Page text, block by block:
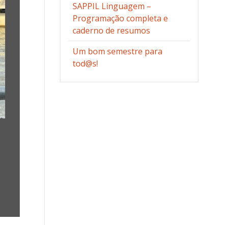
SAPPIL Linguagem –
Programação completa e
caderno de resumos
Um bom semestre para
tod@s!